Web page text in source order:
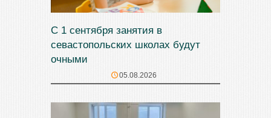
С 1 сентября занятия в
севастопольских школах будут
очными
05.08.2026